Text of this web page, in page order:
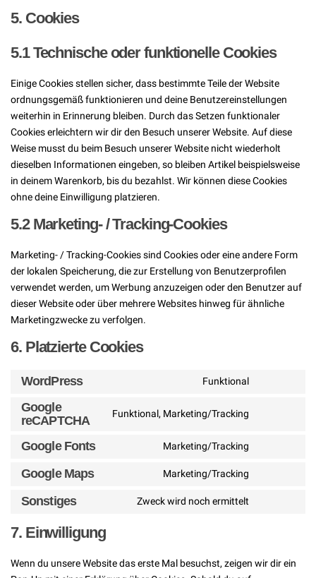
5. Cookies
5.1 Technische oder funktionelle Cookies
Einige Cookies stellen sicher, dass bestimmte Teile der Website
ordnungsgemäß funktionieren und deine Benutzereinstellungen
weiterhin in Erinnerung bleiben. Durch das Setzen funktionaler
Cookies erleichtern wir dir den Besuch unserer Website. Auf diese
Weise musst du beim Besuch unserer Website nicht wiederholt
dieselben Informationen eingeben, so bleiben Artikel beispielsweise
in deinem Warenkorb, bis du bezahlst. Wir können diese Cookies
ohne deine Einwilligung platzieren.
5.2 Marketing- / Tracking-Cookies
Marketing- / Tracking-Cookies sind Cookies oder eine andere Form
der lokalen Speicherung, die zur Erstellung von Benutzerprofilen
verwendet werden, um Werbung anzuzeigen oder den Benutzer auf
dieser Website oder über mehrere Websites hinweg für ähnliche
Marketingzwecke zu verfolgen.
6. Platzierte Cookies
WordPress Funktional
Google
reCAPTCHA
Funktional, Marketing/Tracking
Google Fonts Marketing/Tracking
Google Maps Marketing/Tracking
Sonstiges Zweck wird noch ermittelt
7. Einwilligung
Wenn du unsere Website das erste Mal besuchst, zeigen wir dir ein